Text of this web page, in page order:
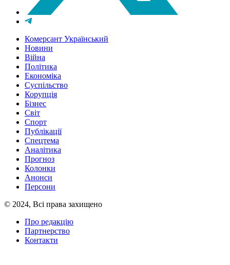
Комерсант Український
Новини
Війна
Політика
Економіка
Суспільство
Корупція
Бізнес
Світ
Спорт
Публікації
Спецтема
Аналітика
Прогноз
Колонки
Анонси
Персони
© 2024, Всі права захищено
Про редакцію
Партнерство
Контакти